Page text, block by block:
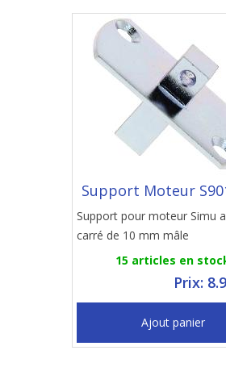
Support Moteur
Support pour moteur Simu
carré de 10 mm mâle
15 articles en
Prix:
Ajout panier